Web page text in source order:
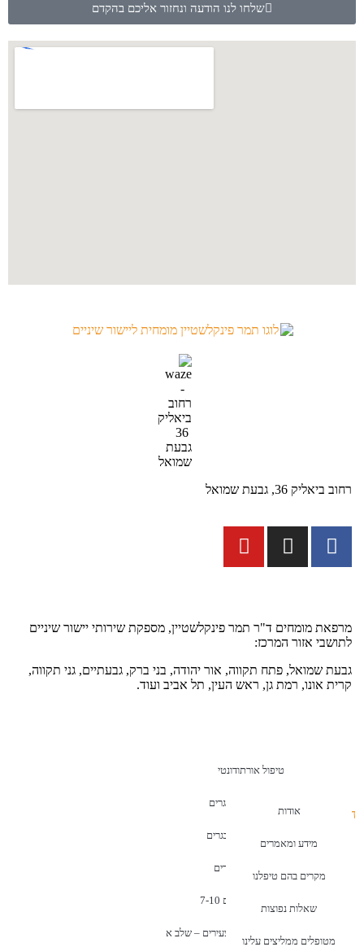
שלחו לנו הודעה ונחזור אליכם בהקדם
רחוב ביאליק 36, גבעת שמואל
מרפאת מומחים ד"ר תמר פינקלשטיין, מספקת שירותי יישור שיניים
לתושבי אזור המרכז:
גבעת שמואל, פתח תקווה, אור יהודה, בני ברק, גבעתיים, גני תקווה,
קרית אונו, רמת גן, ראש העין, תל אביב ועוד.
טיפול אורתודונטי
יישור שיניים למבוגרים
יישור שיניים למתבגרים
יישור שיניים לילדים
יישור שיניים לגילאים 7-10
יישור שיניים מקדים לילדים צעירים – שלב א
אודות
מידע ומאמרים
מקרים בהם טיפלנו
שאלות נפוצות
מטופלים ממליצים עלינו
האתר נבנה, מנוהל ומקודם ע"י צוות נילס